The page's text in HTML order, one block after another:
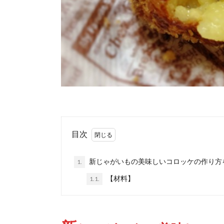
目次
1. 新じゃがいもの美味しいコロッケの作り方
1.1. 【材料】